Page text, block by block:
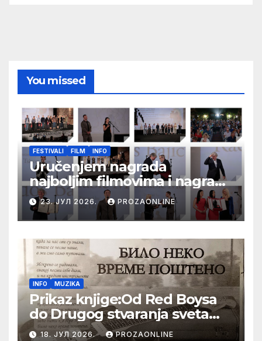
You missed
FESTIVALI FILM INFO
Uručenjem nagrada
najboljim filmovima i nagrade
„Aleksandar Lifka“ Radošu
Bajiću svečano zatvoren 33.
Festival evropskog filma Palić
23. ЈУЛ 2026. PROZAONLINE
INFO MUZIKA
Prikaz knjige:Od Red Boysa
do Drugog stvaranja sveta
(bilo neko vreme pošteno)
18. ЈУЛ 2026. PROZAONLINE